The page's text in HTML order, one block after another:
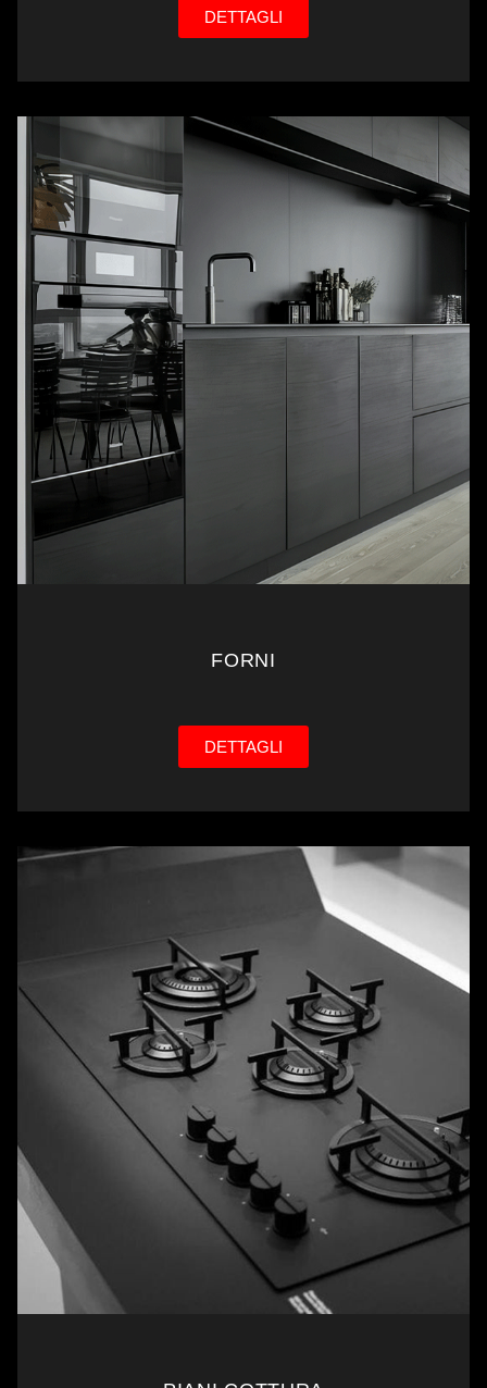
DETTAGLI
FORNI
DETTAGLI